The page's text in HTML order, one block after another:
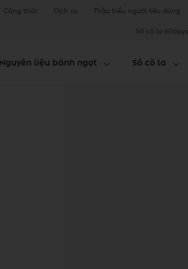
Công thức Dịch vụ Thấu hiểu người tiêu dùng
Sô cô la 60days
Nguyên liệu bánh ngọt Sô cô la